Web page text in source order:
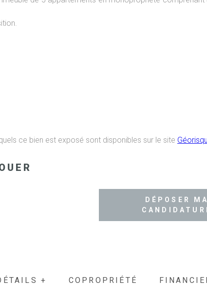
ce bien est exposé sont disponibles sur le site
DÉPOSER MA
+ COPROPRIÉTÉ